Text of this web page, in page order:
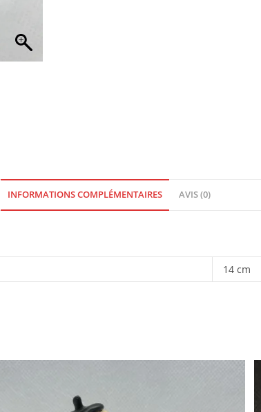
INFORMATIONS COMPLÉMENTAIRES AVIS (0)
14 cm